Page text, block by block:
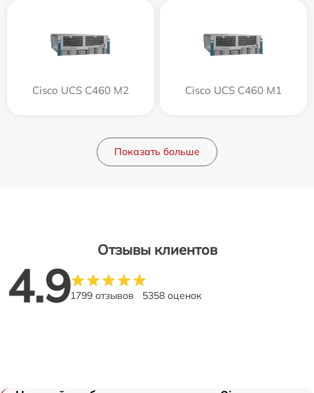
Cisco UCS C460 M2 Cisco UCS C460 M1
Показать больше
Отзывы клиентов
4.91799 отзывов 5358 оценок